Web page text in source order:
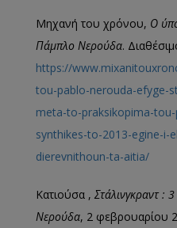
Μηχανή του χρόνου, Ο
Πάμπλο Νερούδα.
https://
tou-pablo-nerouda-efyge-
meta-to-praksikopima-
synthikes-to-2013-egine-i-
dierevnithoun-ta-aitia/
Κατιούσα , Στάλινγκραντ :
Νερούδα, 2 φεβρουαρίου